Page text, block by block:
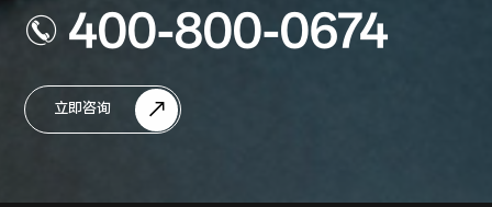
400-800-0674
立即咨询